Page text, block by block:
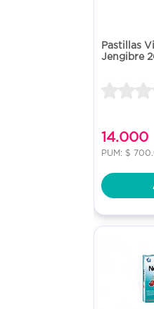
Pastillas
Jengibre
14.000
PUM: $